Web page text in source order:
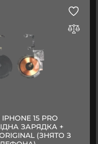
15 PRO
ЗАРЯДКА +
(ЗНЯТО З